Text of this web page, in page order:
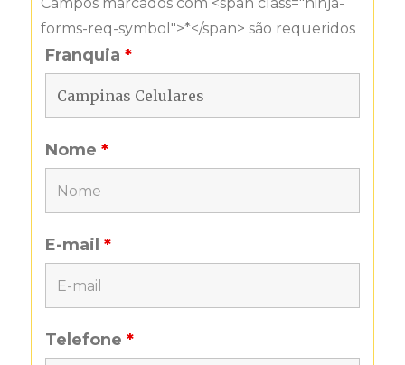
forms-req-symbol">*</span> são requeridos
Franquia*
Nome*
E-mail*
Telefone*